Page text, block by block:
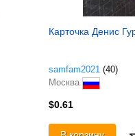
Карточка Денис
samfam2021 (40)
Москва
$0.61